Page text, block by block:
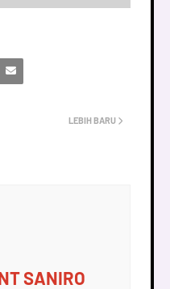
LEBIH BARU
SANIRO